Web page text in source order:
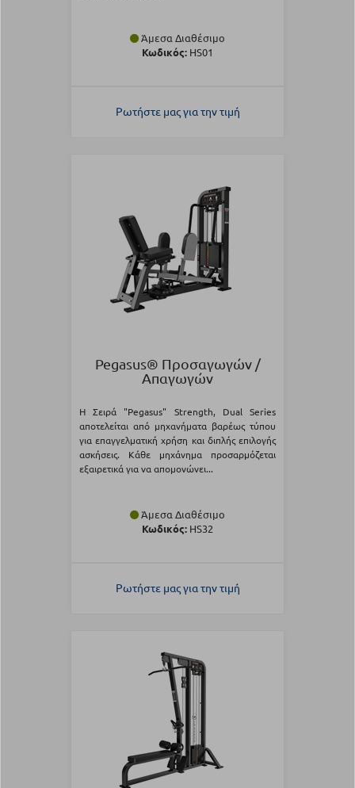
Άμεσα Διαθέσιμο
Κωδικός: HS01
Ρωτήστε μας για την τιμή
Pegasus® Προσαγωγών /
Απαγωγών
Η Σειρά "Pegasus" Strength, Dual Series
αποτελείται από μηχανήματα βαρέως τύπου
για επαγγελματική χρήση και διπλής επιλογής
ασκήσεις. Κάθε μηχάνημα προσαρμόζεται
εξαιρετικά για να απομονώνει...
Άμεσα Διαθέσιμο
Κωδικός: HS32
Ρωτήστε μας για την τιμή